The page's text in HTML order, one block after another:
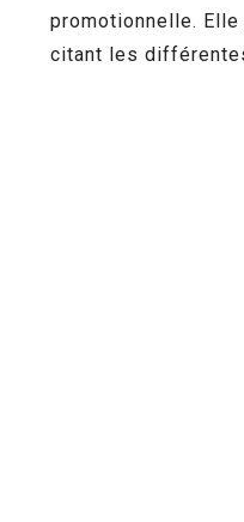
promotionnelle.
citant les